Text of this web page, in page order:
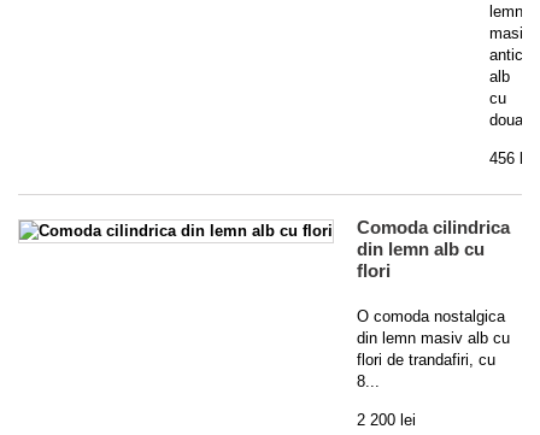
lemn
masiv
alb
cu
doua...
456 lei
Comoda cilindrica
din lemn alb cu
flori
O comoda nostalgica
din lemn masiv alb cu
flori de trandafiri, cu
8...
2 200 lei